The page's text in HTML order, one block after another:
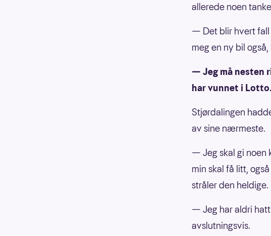
allerede noen
— Det blir hvert fall
meg en ny bil
— Jeg må nesten
har vunnet i
Stjørdalingen
av sine nærmeste.
— Jeg skal gi noen
min skal få litt,
stråler den heldige.
— Jeg har aldri
avslutningsvis.